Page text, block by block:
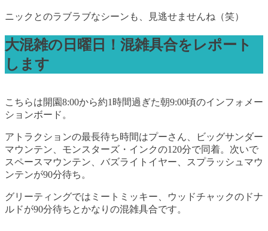
ニックとのラブラブなシーンも、見逃せませんね（笑）
大混雑の日曜日！混雑具合をレポート
します
こちらは開園8:00から約1時間過ぎた朝9:00頃のインフォメー
ションボード。
アトラクションの最長待ち時間はプーさん、ビッグサンダー
マウンテン、モンスターズ・インクの120分で同着。次いで
スペースマウンテン、バズライトイヤー、スプラッシュマウ
ンテンが90分待ち。
グリーティングではミートミッキー、ウッドチャックのドナ
ルドが90分待ちとかなりの混雑具合です。